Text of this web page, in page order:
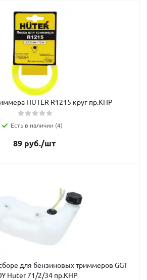
HUTER R1215 круг пр.КНР
Есть в наличии (4)
89 руб./шт
для бензиновых триммеров GGT
Huter 71/2/34 пр.КНР